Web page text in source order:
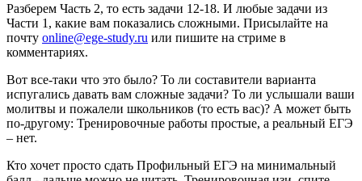
Разберем Часть 2, то есть задачи 12-18. И любые задачи из
Части 1, какие вам показались сложными. Присылайте на
почту online@ege-study.ru или пишите на стриме в
комментариях.
Вот все-таки что это было? То ли составители варианта
испугались давать вам сложные задачи? То ли услышали ваши
молитвы и пожалели школьников (то есть вас)? А может быть
по-другому: Тренировочные работы простые, а реальный ЕГЭ
– нет.
Кто хочет просто сдать Профильный ЕГЭ на минимальный